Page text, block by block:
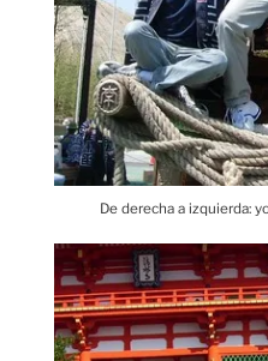
De derecha a izquierda: